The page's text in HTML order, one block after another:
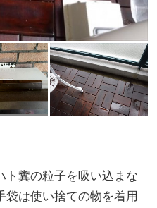
ト糞の粒子を吸い込まな
袋は使い捨ての物を着用